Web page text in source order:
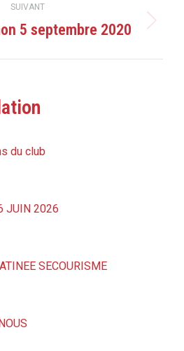
:
SUIVANT
Article
5 septembre 2020
du club
JUIN 2026
SECOURISME